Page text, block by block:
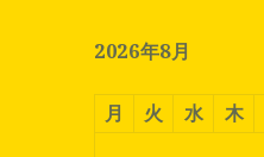
2026年8月
月 火 水 木